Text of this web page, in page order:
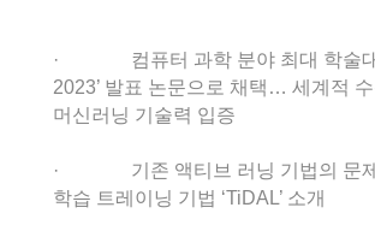
· 컴퓨터 과학 분야 최대 학술대
2023’ 발표 논문으로 채택… 세계적 수
머신러닝 기술력 입증
· 기존 액티브 러닝 기법의 문제
학습 트레이닝 기법 ‘TiDAL’ 소개